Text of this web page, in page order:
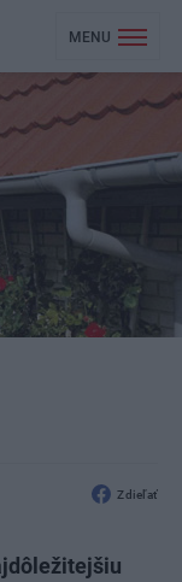
MENU
Zdieľať